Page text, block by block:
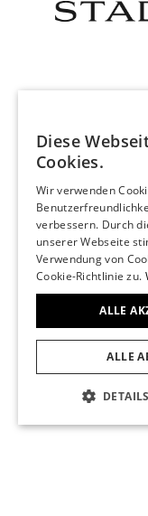
Produkte
Trouvaille
Über uns
Kontakt
Impressum
Datenschutz
KONTAKT
Stadelmann 1972
Marktgasse 29
3011 Bern
Beratungstermin
Diese
Cookies.
Wir verwenden
verbessern. Durch
unserer Webseite
Verwendung von
Cookie-Richtlinie zu.
ALLE
ALLE
UNBEDINGT